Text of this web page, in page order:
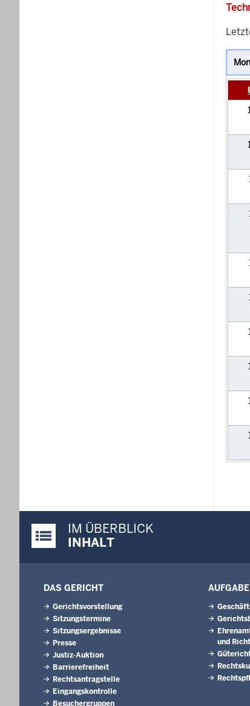
Justiz-Portal im Überblick:
IM ÜBERBLICK
INHALT
DAS GERICHT
Gerichtsvorstellung
Sitzungstermine
Sitzungsergebnisse
Presse
Justiz-Auktion
Barrierefreiheit
Rechtsantragstelle
Eingangskontrolle
Besuchergruppen
und